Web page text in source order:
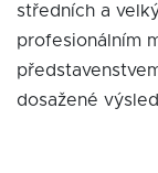
středních a
profesionálním
dosažené